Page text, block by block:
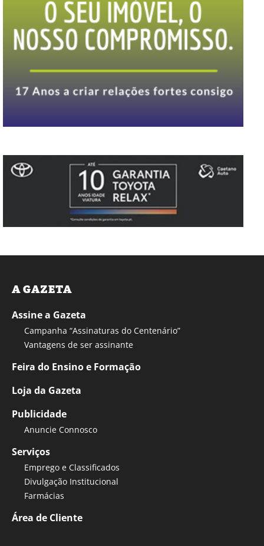
A GAZETA
Assine a Gazeta
Campanha “Assinaturas do Centenário”
Vantagens de ser assinante
Feira do Ensino e Formação
Loja da Gazeta
Publicidade
Anuncie Connosco
Serviços
Emprego e Classificados
Divulgação Institucional
Farmácias
Área de Cliente